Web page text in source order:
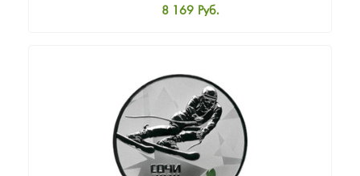
8 169 Руб.
Цена выкупа
5 555 Руб.